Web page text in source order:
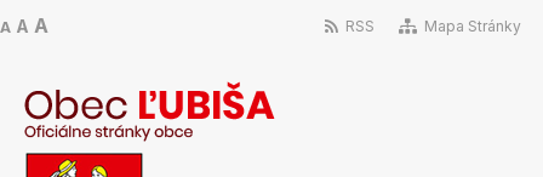
A A A RSS Mapa Stránky